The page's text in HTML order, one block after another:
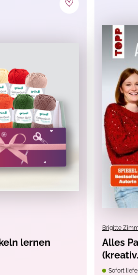
lernen
Brigitte
Alles
Sofort